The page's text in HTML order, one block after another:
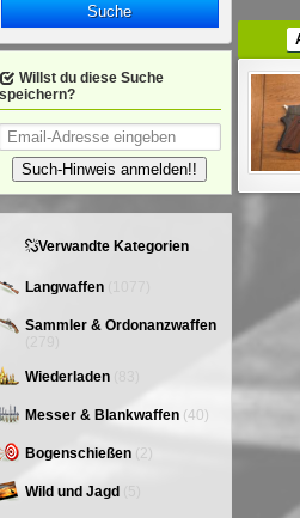
Suche
Willst du diese Suche
speichern?
Such-Hinweis anmelden!!
Verwandte Kategorien
Langwaffen
Sammler & Ordonanzwaffen
Wiederladen
Messer & Blankwaffen (40)
Bogenschießen (2)
Wild und Jagd